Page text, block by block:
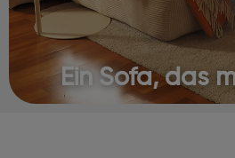
Ein Sofa, das